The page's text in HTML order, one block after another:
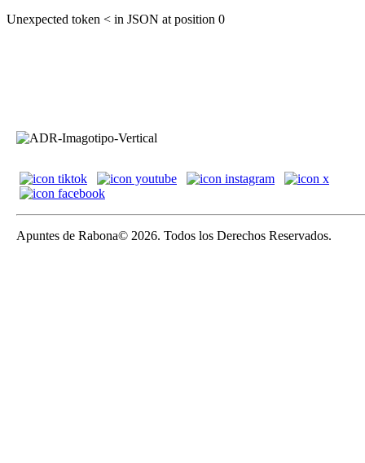
Unexpected token < in JSON at position 0
Apuntes de Rabona© 2026. Todos los Derechos Reservados.